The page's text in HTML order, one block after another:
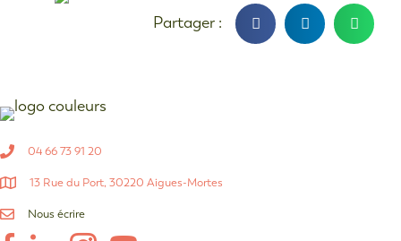
04 66 73 91 20
13 Rue du Port, 30220 Aigues-Mortes
Nous écrire